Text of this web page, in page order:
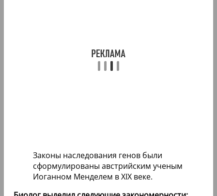
Законы наследования генов были
сформулированы австрийским ученым
Иоганном Менделем в XIX веке.